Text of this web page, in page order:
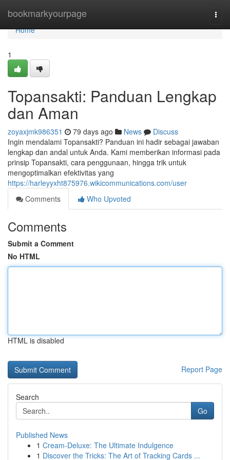
bookmarkyourpage
Home
Home
1
Topansakti: Panduan Lengkap
dan Aman
zoyaxjmk986351 79 days ago News
Discuss
Ingin mendalami Topansakti? Panduan ini hadir sebagai jawaban
lengkap dan andal untuk Anda. Kami memberikan informasi pada
prinsip Topansakti, cara penggunaan, hingga trik untuk
mengoptimalkan efektivitas yang
https://harleyyxht875976.wikicommunications.com/user
Comments
Who Upvoted
Comments
Submit a Comment
No HTML
HTML is disabled
Report Page
Search
Go
Published News
1 Cream-Deluxe: The Ultimate Indulgence
1 Discover the Tricks: The Art of Tracking Cards ...